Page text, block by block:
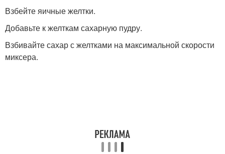
Взбейте яичные желтки.
Добавьте к желткам сахарную пудру.
Взбивайте сахар с желтками на максимальной скорости
миксера.